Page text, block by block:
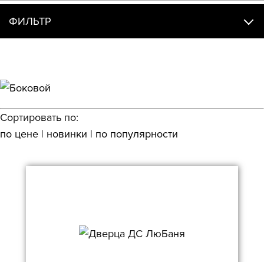
ФИЛЬТР
Сортировать по:
по цене | новинки | по популярности